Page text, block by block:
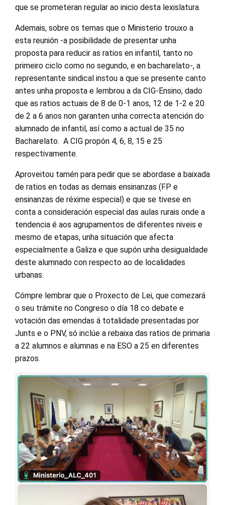
que se prometeran regular ao inicio desta lexislatura.
Ademais, sobre os temas que o Ministerio trouxo a
esta reunión -a posibilidade de presentar unha
proposta para reducir as ratios en infantil, tanto no
primeiro ciclo como no segundo, e en bacharelato-, a
representante sindical instou a que se presente canto
antes unha proposta e lembrou a da CIG-Ensino, dado
que as ratios actuais de 8 de 0-1 anos, 12 de 1-2 e 20
de 2 a 6 anos non garanten unha correcta atención do
alumnado de infantil, así como a actual de 35 no
Bacharelato. A CIG propón 4, 6, 8, 15 e 25
respectivamente.
Aproveitou tamén para pedir que se abordase a baixada
de ratios en todas as demais ensinanzas (FP e
ensinanzas de réxime especial) e que se tivese en
conta a consideración especial das aulas rurais onde a
tendencia é aos agrupamentos de diferentes niveis e
mesmo de etapas, unha situación que afecta
especialmente a Galiza e que supón unha desigualdade
deste alumnado con respecto ao de localidades
urbanas.
Cómpre lembrar que o Proxecto de Lei, que comezará
o seu trámite no Congreso o día 18 co debate e
votación das emendas á totalidade presentadas por
Junts e o PNV, só inclúe a rebaixa das ratios de primaria
a 22 alumnos e alumnas e na ESO a 25 en diferentes
prazos.